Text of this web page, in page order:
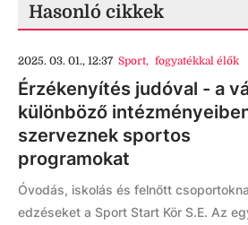
Hasonló cikkek
2025. 03. 01., 12:37 Sport, fogyatékkal élők
Érzékenyítés judóval - a
különböző
szerveznek sportos
programokat
Óvodás, iskolás és felnőtt
edzéseket a Sport Start Kör S.E. Az